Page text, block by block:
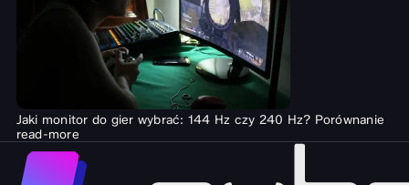
Jaki monitor do gier wybrać: 144 Hz czy 240 Hz? Porównanie
read-more